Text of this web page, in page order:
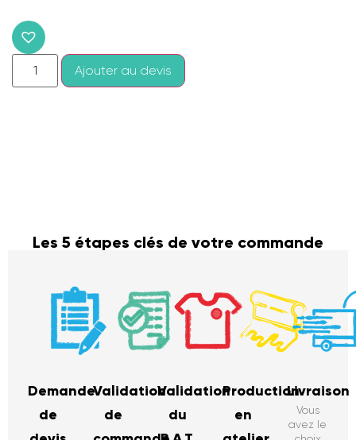
Ajouter au devis
Les 5 étapes clés de votre commande
Demande
de
Validation
de
Validation
du
Production
en
Livraison
Vous
avez le